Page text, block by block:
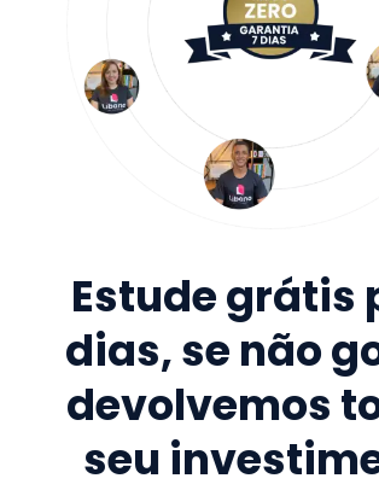
Estude grátis
dias, se não
devolvemos
seu